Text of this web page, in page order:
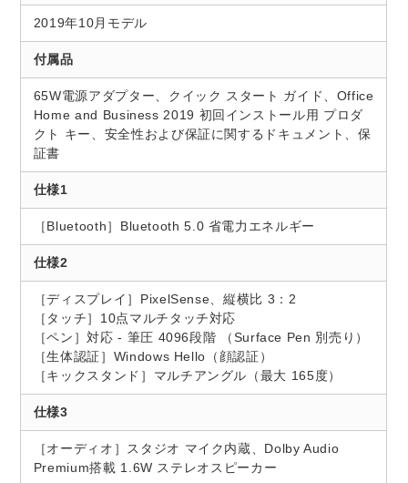
2019年10月モデル
付属品
65W電源アダプター、クイック スタート ガイド、Office
Home and Business 2019 初回インストール用 プロダ
クト キー、安全性および保証に関するドキュメント、保
証書
仕様1
［Bluetooth］Bluetooth 5.0 省電力エネルギー
仕様2
［ディスプレイ］PixelSense、縦横比 3：2
［タッチ］10点マルチタッチ対応
［ペン］対応 - 筆圧 4096段階 （Surface Pen 別売り）
［生体認証］Windows Hello（顔認証）
［キックスタンド］マルチアングル（最大 165度）
仕様3
［オーディオ］スタジオ マイク内蔵、Dolby Audio
Premium搭載 1.6W ステレオスピーカー